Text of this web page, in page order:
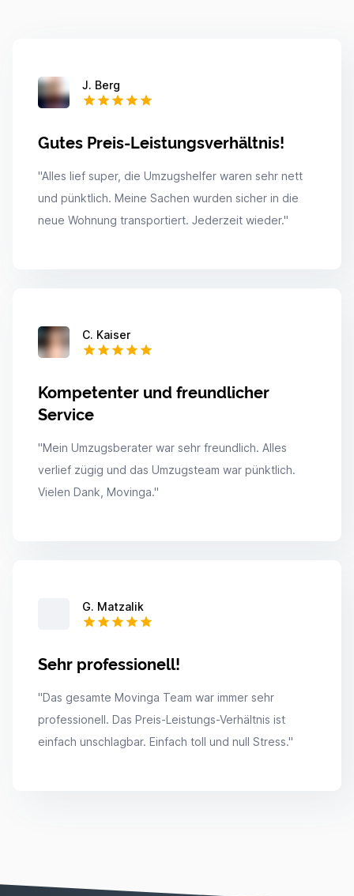
J. Berg
Gutes Preis-Leistungsverhältnis!
"Alles lief super, die Umzugshelfer waren sehr nett
und pünktlich. Meine Sachen wurden sicher in die
neue Wohnung transportiert. Jederzeit wieder."
C. Kaiser
Kompetenter und freundlicher
Service
"Mein Umzugsberater war sehr freundlich. Alles
verlief zügig und das Umzugsteam war pünktlich.
Vielen Dank, Movinga."
G. Matzalik
Sehr professionell!
"Das gesamte Movinga Team war immer sehr
professionell. Das Preis-Leistungs-Verhältnis ist
einfach unschlagbar. Einfach toll und null Stress."